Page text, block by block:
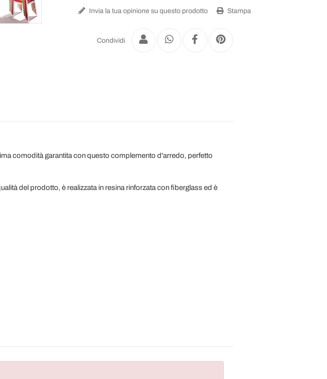
Invia la tua opinione su questo prodotto Stampa
Condividi
comodità garantita con questo complemento d'arredo, perfetto
del prodotto, è realizzata in resina rinforzata con fiberglass ed è